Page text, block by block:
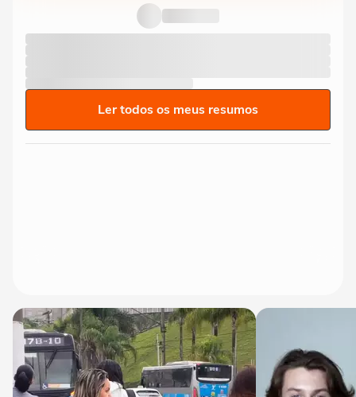
jogador e deixa outros...
Ler todos os meus resumos